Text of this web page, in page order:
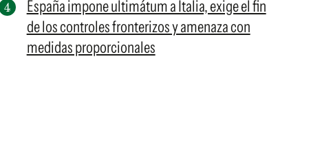
España impone ultimátum a Italia, exige el fin
de los controles fronterizos y amenaza con
medidas proporcionales